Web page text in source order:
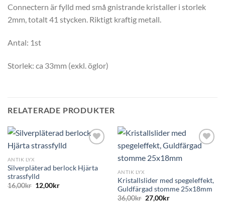
Connectern är fylld med små gnistrande kristaller i storlek
2mm, totalt 41 stycken. Riktigt kraftig metall.
Antal: 1st
Storlek: ca 33mm (exkl. öglor)
RELATERADE PRODUKTER
ANTIK LYX
Silverpläterad berlock Hjärta
strassfylld
16,00kr 12,00kr
ANTIK LYX
Kristallslider med spegeleffekt,
Guldfärgad stomme 25x18mm
36,00kr 27,00kr